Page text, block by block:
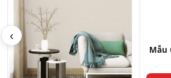
‹
Mẫu